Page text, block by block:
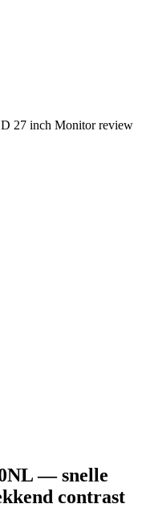
27 inch Monitor review
— snelle
contrast